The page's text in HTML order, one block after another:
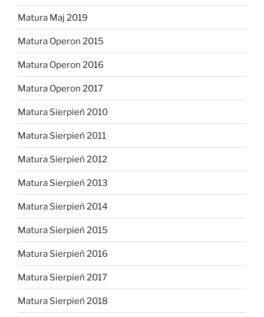
Matura Maj 2019
Matura Operon 2015
Matura Operon 2016
Matura Operon 2017
Matura Sierpień 2010
Matura Sierpień 2011
Matura Sierpień 2012
Matura Sierpień 2013
Matura Sierpień 2014
Matura Sierpień 2015
Matura Sierpień 2016
Matura Sierpień 2017
Matura Sierpień 2018